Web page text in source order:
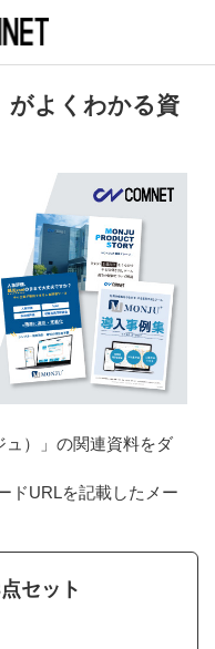
がよくわかる資
ュ）」の関連資料をダ
ドURLを記載したメー
セット